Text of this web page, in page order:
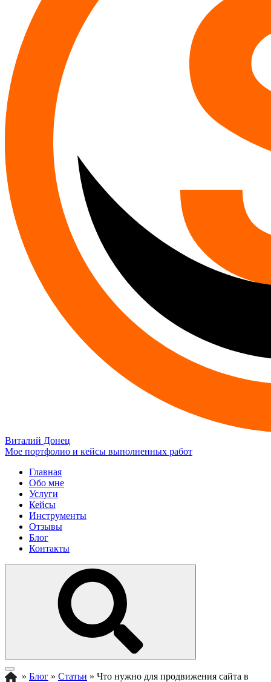
Виталий Донец
Мое портфолио и кейсы выполненных работ
Главная
Обо мне
Услуги
Кейсы
Инструменты
Отзывы
Блог
Контакты
» Блог » Статьи » Что нужно для продвижения сайта в